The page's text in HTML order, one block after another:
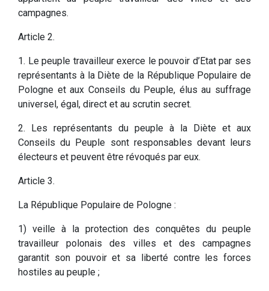
campagnes.
Article 2.
1. Le peuple travailleur exerce le pouvoir d’Etat par ses
représentants à la Diète de la République Populaire de
Pologne et aux Conseils du Peuple, élus au suffrage
universel, égal, direct et au scrutin secret.
2. Les représentants du peuple à la Diète et aux
Conseils du Peuple sont responsables devant leurs
électeurs et peuvent être révoqués par eux.
Article 3.
La République Populaire de Pologne :
1) veille à la protection des conquêtes du peuple
travailleur polonais des villes et des campagnes
garantit son pouvoir et sa liberté contre les forces
hostiles au peuple ;